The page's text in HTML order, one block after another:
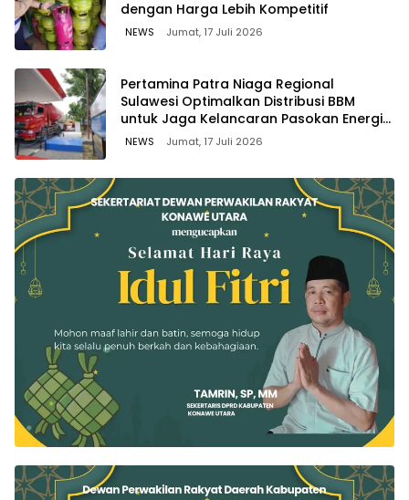
dengan Harga Lebih Kompetitif
NEWS Jumat, 17 Juli 2026
Pertamina Patra Niaga Regional
Sulawesi Optimalkan Distribusi BBM
untuk Jaga Kelancaran Pasokan Energi
di Seluruh Wilayah Sulawesi
NEWS Jumat, 17 Juli 2026